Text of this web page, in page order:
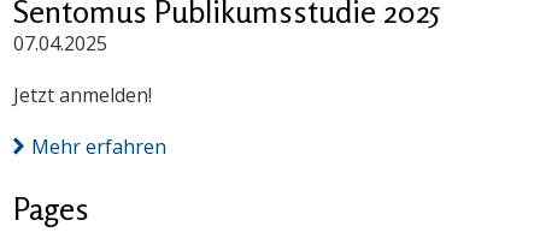
Sentomus Publikumsstudie 2025
07.04.2025
Jetzt anmelden!
Mehr erfahren
Pages